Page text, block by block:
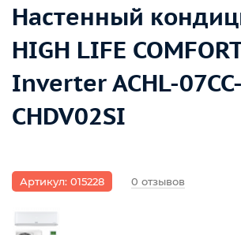
Настенный
HIGH LIFE
Inverter ACHL-
CHDV02SI
Артикул: 015228 0 отзывов